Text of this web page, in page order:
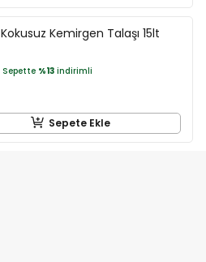
Kokusuz Kemirgen Talaşı 15lt
Sepette %13 indirimli
Sepete Ekle